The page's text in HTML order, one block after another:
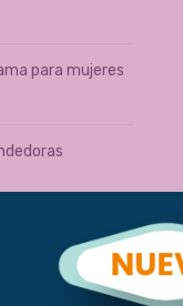
para mujeres